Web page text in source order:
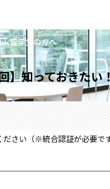
留学生の方へ
】知っておきたい
ださい（※統合認証が必要で